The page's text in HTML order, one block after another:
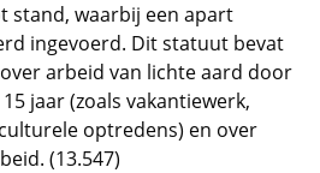
stand, waarbij een apart
ingevoerd. Dit statuut bevat
arbeid van lichte aard door
jaar (zoals vakantiewerk,
optredens) en over
(13.547)